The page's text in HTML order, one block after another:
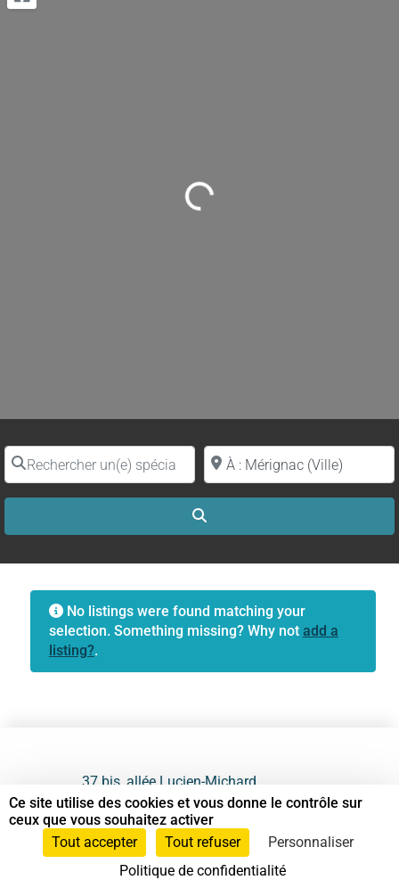
Loading...
Rechercher un(e) spécialiste par nomProche de (ville ou région)
No listings were found matching your
selection. Something missing? Why not add a
listing?.
37 bis, allée Lucien-Michard
93190 Livry-Gargan
06 61 87 28 09
Ce site utilise des cookies et vous donne le contrôle sur
ceux que vous souhaitez activer
Tout accepter
Tout refuser
Personnaliser
Politique de confidentialité